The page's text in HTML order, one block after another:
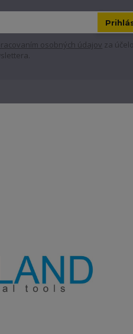
osobných údajov za